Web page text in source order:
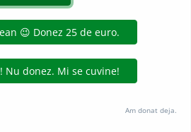
dexonline (https://dexonline.ro)
prin orice metode de extragere automată
seturilor de date oferite oficial spre utilizare
Hosterion
Am donat deja.